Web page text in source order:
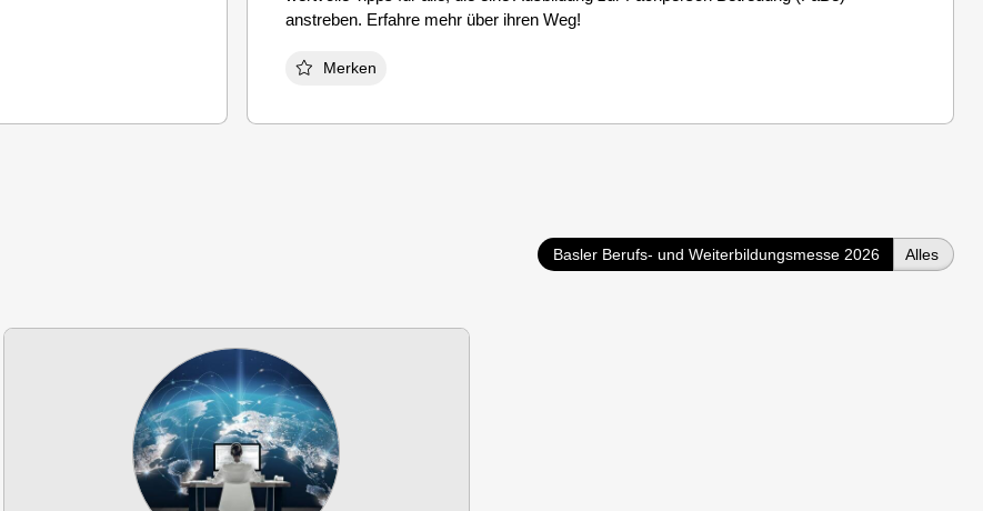
anstreben. Erfahre mehr über ihren Weg!
Merken
Basler Berufs- und Weiterbildungsmesse 2026 Alles